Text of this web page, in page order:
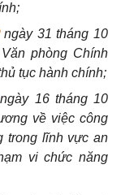
ngày 31 tháng 10
phòng Chính
tục hành chính;
16 tháng 10
về việc công
trong lĩnh vực an
vi chức năng